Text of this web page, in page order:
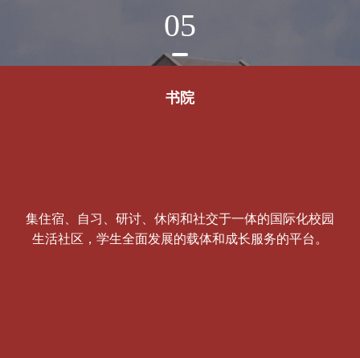
05
书院
集住宿、自习、研讨、休闲和社交于一体的国际化校园
生活社区，学生全面发展的载体和成长服务的平台。